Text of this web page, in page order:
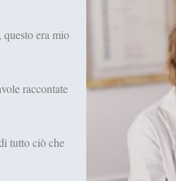
era mio
raccontate
tutto ciò che